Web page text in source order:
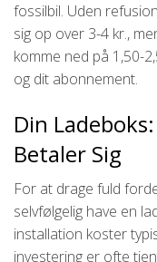
fossilbil. Uden
sig op over 3-4 kr.,
komme ned på 1,50-
og dit abonnement.
Din
Betaler Sig
For at drage fuld
selvfølgelig have en
installation koster
investering er ofte